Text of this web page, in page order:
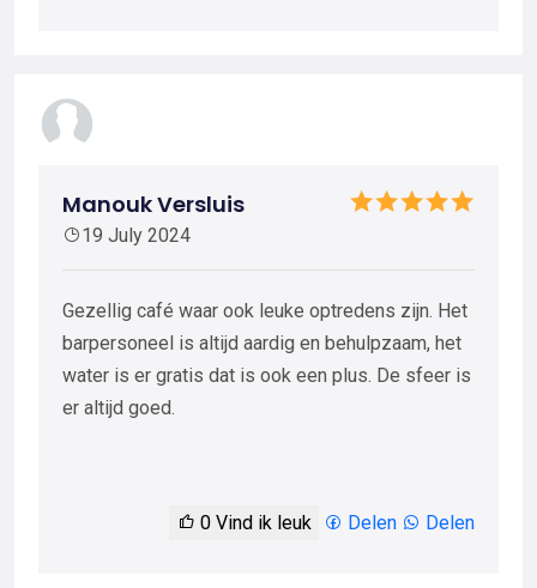
Manouk Versluis
19 July 2024
Gezellig café waar ook leuke optredens zijn. Het
barpersoneel is altijd aardig en behulpzaam, het
water is er gratis dat is ook een plus. De sfeer is
er altijd goed.
0 Vind ik leuk Delen Delen